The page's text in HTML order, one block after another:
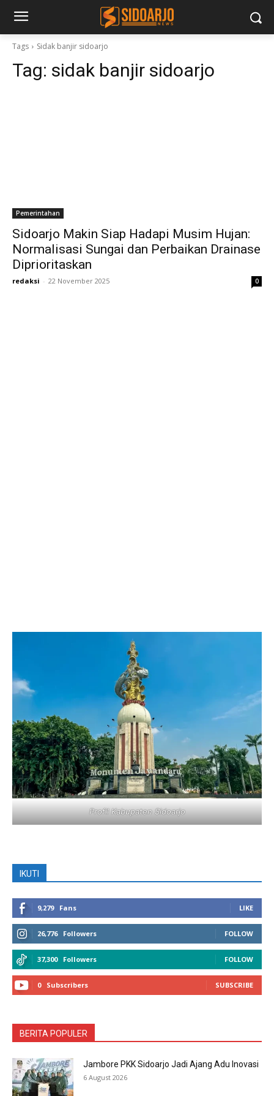
Tags Sidak banjir sidoarjo
Tag: sidak banjir sidoarjo
Pemerintahan
Sidoarjo Makin Siap Hadapi Musim Hujan:
Normalisasi Sungai dan Perbaikan Drainase
Diprioritaskan
redaksi - 22 November 2025 0
Profil Kabupaten Sidoarjo
IKUTI
9,279 Fans LIKE
26,776 Followers FOLLOW
37,300 Followers FOLLOW
0 Subscribers SUBSCRIBE
BERITA POPULER
Jambore PKK Sidoarjo Jadi Ajang Adu Inovasi
6 August 2026